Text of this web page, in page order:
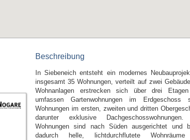
Beschreibung
In Siebeneich entsteht ein modernes
insgesamt 35 Wohnungen, verteilt auf zwei
Wohnanlagen erstrecken sich über drei
umfassen Gartenwohnungen im Erdgeschoss
Wohnungen im ersten, zweiten und dritten
darunter exklusive
Wohnungen sind nach Süden ausgerichtet und
dadurch helle, lichtdurchflutete